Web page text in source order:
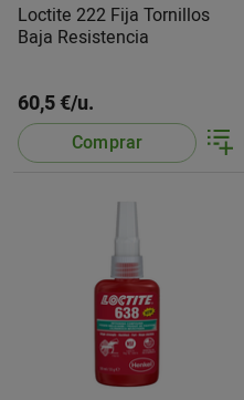
Loctite 222 Fija Tornillos
Baja Resistencia
60,5 €/u.
Comprar